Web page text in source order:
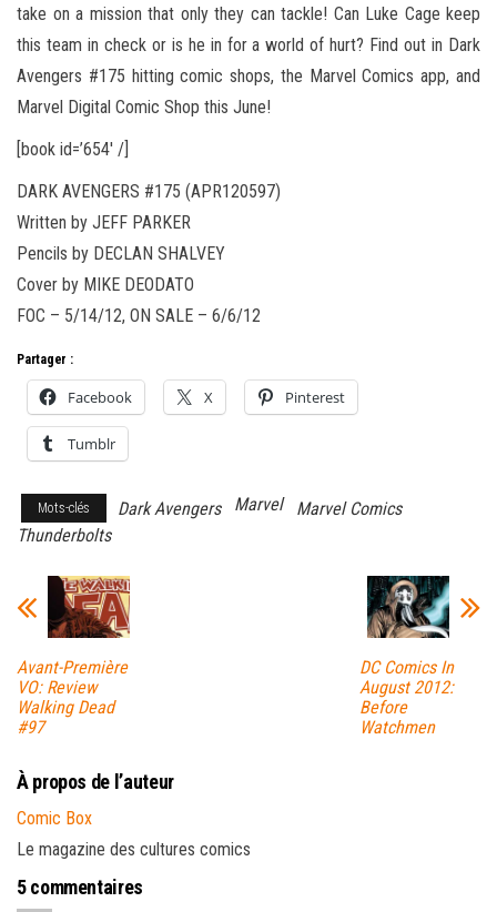
take on a mission that only they can tackle! Can Luke Cage keep
this team in check or is he in for a world of hurt? Find out in Dark
Avengers #175 hitting comic shops, the Marvel Comics app, and
Marvel Digital Comic Shop this June!
[book id=’654′ /]
DARK AVENGERS #175 (APR120597)
Written by JEFF PARKER
Pencils by DECLAN SHALVEY
Cover by MIKE DEODATO
FOC – 5/14/12, ON SALE – 6/6/12
Partager :
Facebook X Pinterest
Tumblr
Mots-clés Dark Avengers Marvel
Marvel Comics
Thunderbolts
Avant-Première
VO: Review
Walking Dead
#97
DC Comics In
August 2012:
Before
Watchmen
À propos de l’auteur
Comic Box
Le magazine des cultures comics
5 commentaires